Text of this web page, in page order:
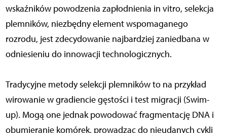
wskaźników powodzenia zapłodnienia in vitro, selekcja
plemników, niezbędny element wspomaganego
rozrodu, jest zdecydowanie najbardziej zaniedbana w
odniesieniu do innowacji technologicznych.
Tradycyjne metody selekcji plemników to na przykład
wirowanie w gradiencie gęstości i test migracji (Swim-
up). Mogą one jednak powodować fragmentację DNA i
obumieranie komórek, prowadząc do nieudanych cykli